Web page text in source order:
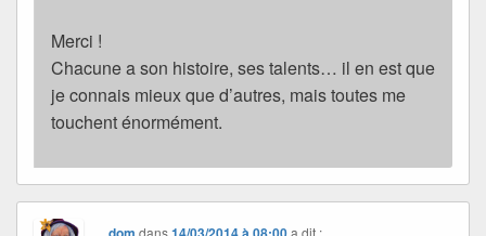
Merci !
Chacune a son histoire, ses talents… il en est que
je connais mieux que d’autres, mais toutes me
touchent énormément.
dans a dit :